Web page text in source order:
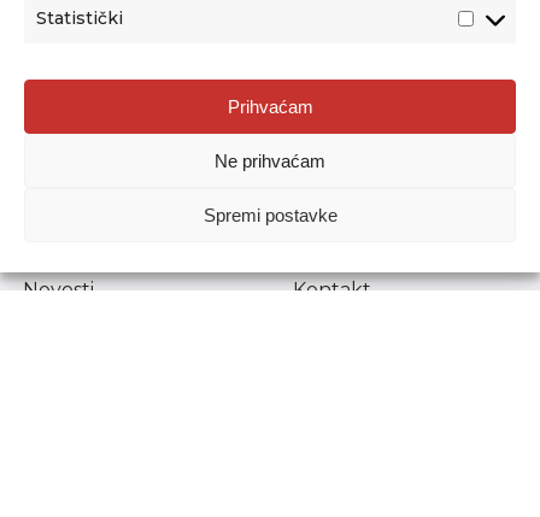
Statistički
Prihvaćam
Ne prihvaćam
Spremi postavke
Agencija za odgoj i obrazovanje
Donje Svetice 38, 10000 Zagreb
1778129
Prenošenje sadržaja dopušteno je uz navođenje izvora.
Novosti
Kontakt